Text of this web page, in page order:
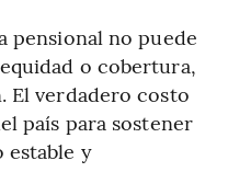
pensional no puede
o cobertura,
El verdadero costo
país para sostener
estable y